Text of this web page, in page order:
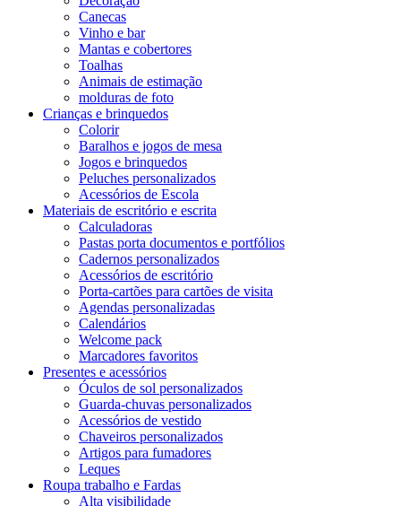
Canecas
Vinho e bar
Mantas e cobertores
Toalhas
Animais de estimação
molduras de foto
Crianças e brinquedos
Colorir
Baralhos e jogos de mesa
Jogos e brinquedos
Peluches personalizados
Acessórios de Escola
Materiais de escritório e escrita
Calculadoras
Pastas porta documentos e portfólios
Cadernos personalizados
Acessórios de escritório
Porta-cartões para cartões de visita
Agendas personalizadas
Calendários
Welcome pack
Marcadores favoritos
Presentes e acessórios
Óculos de sol personalizados
Guarda-chuvas personalizados
Acessórios de vestido
Chaveiros personalizados
Artigos para fumadores
Leques
Roupa trabalho e Fardas
Alta visibilidade